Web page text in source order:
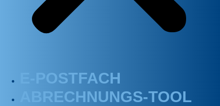
E-POSTFACH
ABRECHNUNGS-TOOL